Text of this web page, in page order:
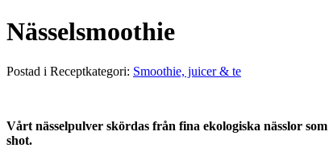
Nässelsmoothie
Postad i Receptkategori: Smoothie, juicer & te
Vårt nässelpulver skördas från fina ekologiska nässlor
shot.